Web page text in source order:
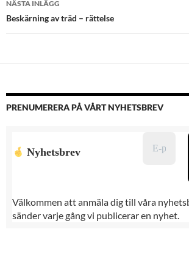
NÄSTA INLÄGG
Beskärning av träd – rättelse
PRENUMERERA PÅ VÅRT NYHETSBREV
Nyhetsbrev
Välkommen att anmäla dig till våra
sänder varje gång vi publicerar en nyhet.